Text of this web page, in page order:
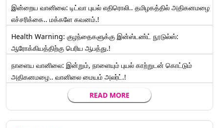
இன்றைய வானிலை: டிட்வா புயல் எதிரொலி.. தமிழகத்தில் அதிகனமழை
எச்சரிக்கை.. மக்களே கவனம்.!
Health Warning: குழந்தைகளுக்கு இன்ஸ்டண்ட் நூடுல்ஸ்:
ஆரோக்கியத்திற்கு பெரிய ஆபத்து.!
நாளைய வானிலை: இன்றும், நாளையும் புயல் காற்றுடன் கொட்டும்
அதிகனமழை.. வானிலை மையம் அலர்ட்.!
READ MORE